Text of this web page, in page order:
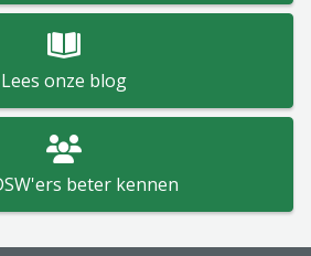
Lees onze blog
beter kennen